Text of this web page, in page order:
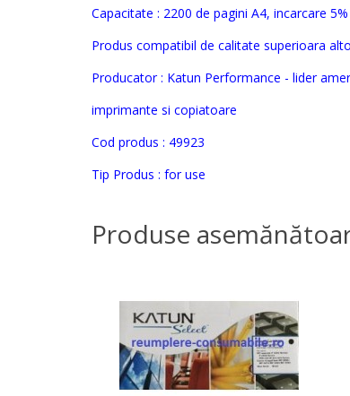
Capacitate : 2200 de pagini A4, incarcare 5%
Produs compatibil de calitate superioara
Producator : Katun Performance - lider
imprimante si copiatoare
Cod produs : 49923
Tip Produs : for use
Produse